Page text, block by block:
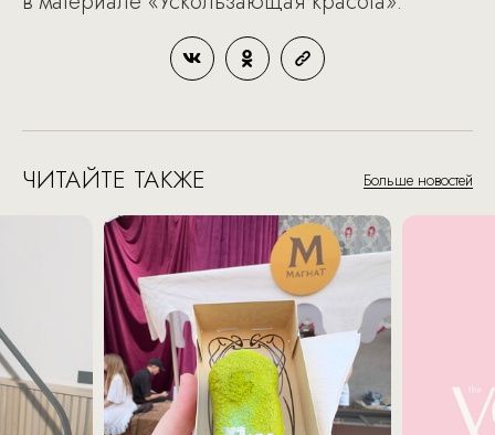
ЧИТАЙТЕ ТАКЖЕ Больше новостей